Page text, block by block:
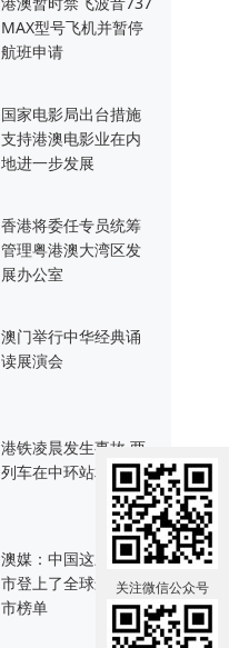
MAX型号飞机并暂停
航班申请
国家电影局出台措施
支持港澳电影业在内
地进一步发展
香港将委任专员统筹
管理粤港澳大湾区发
展办公室
澳门举行中华经典诵
读展演会
港铁凌晨发生事故 两
列车在中环站相撞
澳媒：中国这三大城
市登上了全球最佳城
市榜单
关注微信公众号